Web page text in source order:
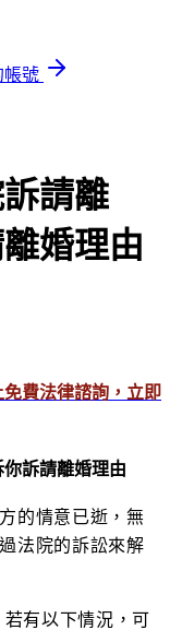
帳號
訴請離
婚理由
費法律諮詢，立即
你訴請離婚理由
的情意已逝，無
法院的訴訟來解
有以下情況，可